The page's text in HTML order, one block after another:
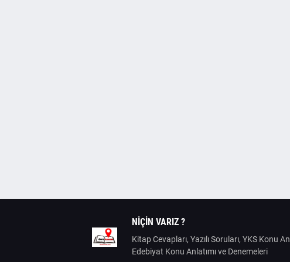
NIÇIN VARIZ ?
Kitap Cevapları, Yazılı Soruları, YKS Konu
Edebiyat Konu Anlatımı ve Denemeleri